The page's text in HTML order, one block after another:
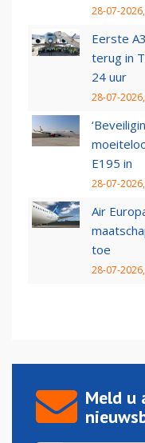
28-07-
Eerste
terug in
24 uur
28-07-
E195 in
28-07-
Air
toe
28-07-
Meld u